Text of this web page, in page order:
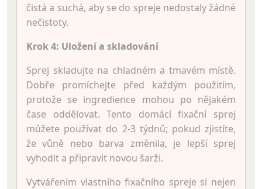
čistá a suchá, aby se do spreje nedostaly žádné
nečistoty.
Krok 4: Uložení a skladování
Sprej skladujte na chladném a tmavém místě.
Dobře promíchejte před každým použitím,
protože se ingredience mohou po nějakém
čase oddělovat. Tento domácí fixační sprej
můžete používat do 2-3 týdnů; pokud zjistíte,
že vůně nebo barva změnila, je lepší sprej
vyhodit a připravit novou šarži.
Vytvářením vlastního fixačního spreje si nejen